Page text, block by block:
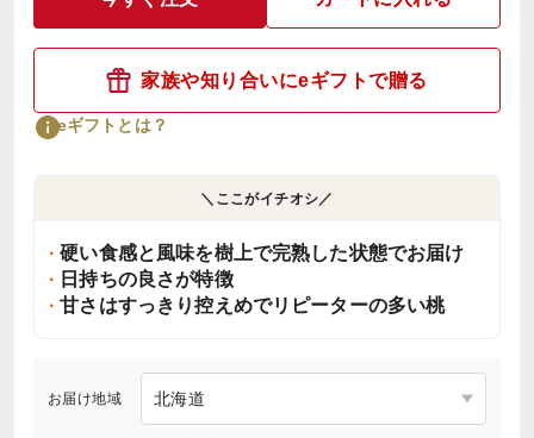
家族や知り合いにeギフトで贈る
eギフトとは？
＼ここがイチオシ／
硬い食感と風味を樹上で完熟した状態でお届け
日持ちの良さが特徴
甘さはすっきり控えめでリピーターの多い桃
お届け地域